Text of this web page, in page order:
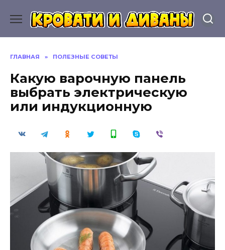
содержанию
ГЛАВНАЯ » ПОЛЕЗНЫЕ СОВЕТЫ
Какую варочную панель
выбрать электрическую
или индукционную